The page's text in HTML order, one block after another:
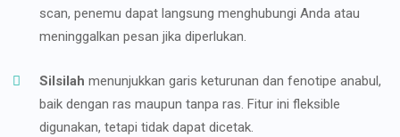
scan, penemu dapat langsung menghubungi Anda atau
meninggalkan pesan jika diperlukan.
Silsilah menunjukkan garis keturunan dan fenotipe anabul,
baik dengan ras maupun tanpa ras. Fitur ini fleksible
digunakan, tetapi tidak dapat dicetak.